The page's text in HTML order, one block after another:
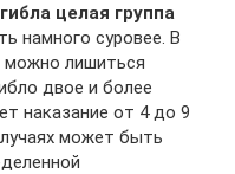
целая группа
намного суровее. В
можно лишиться
двое и более
наказание от 4 до 9
может быть